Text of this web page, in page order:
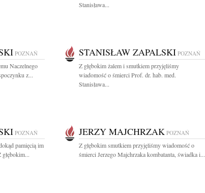
Stanisława...
POZNAŃ
Naczelnego
z...
STANISŁAW ZAPALSKI POZNAŃ
Z głębokim żalem i smutkiem przyjęliśmy
wiadomość o śmierci Prof. dr. hab. med.
Stanisława...
POZNAŃ
pamięcią im
JERZY MAJCHRZAK POZNAŃ
Z głębokim smutkiem przyjęliśmy wiadomość o
śmierci Jerzego Majchrzaka kombatanta, świadka i...